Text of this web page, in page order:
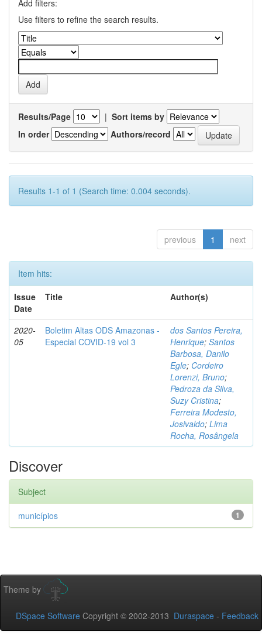
Add filters:
Use filters to refine the search results.
Results/Page | Sort items by
In order
Authors/record
Results 1-1 of 1 (Search time: 0.004 seconds).
previous 1 next
Item hits:
Issue
Date
Title Author(s)
2020-
05
Boletim Altas ODS Amazonas -
Especial COVID-19 vol 3
dos Santos Pereira,
Henrique; Santos
Barbosa, Danilo
Egle; Cordeiro
Lorenzi, Bruno;
Pedroza da Silva,
Suzy Cristina;
Ferreira Modesto,
Josivaldo; Lima
Rocha, Rosângela
Discover
Subject
1
municípios
Theme by
DSpace Software Copyright © 2002-2013 Duraspace - Feedback